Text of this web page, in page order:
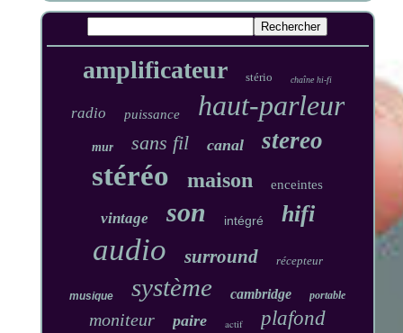
amplificateur stério chaîne hi-fi
radio puissance haut-parleur
mur sans fil canal stereo
stéréo maison enceintes
vintage son intégré hifi
audio surround récepteur
musique système cambridge portable
moniteur paire actif plafond